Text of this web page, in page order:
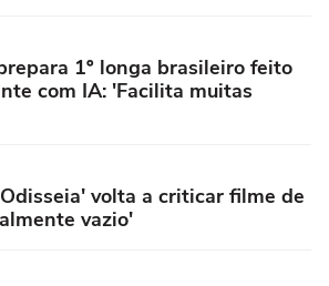
1º longa brasileiro feito
com IA: 'Facilita muitas
volta a criticar filme de
vazio'